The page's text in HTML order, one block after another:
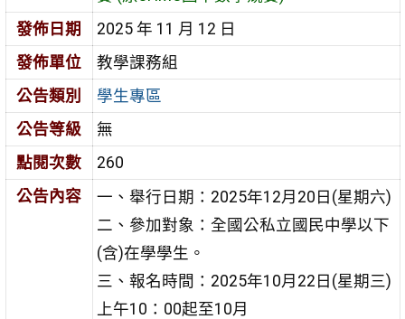
發佈日期
2025 年 11 月 12 日
發佈單位
教學課務組
公告類別
學生專區
公告等級
無
點閱次數
260
公告內容
一、舉行日期：2025年12月20日(星期六)
二、參加對象：全國公私立國民中學以下
(含)在學學生。
三、報名時間：2025年10月22日(星期三)
上午10：00起至10月